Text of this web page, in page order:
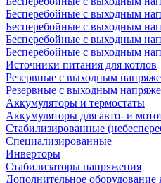
Бесперебойные с выходным
Бесперебойные с выходным
Бесперебойные с выходным
Бесперебойные с выходным
Источники питания для котлов
Резервные с выходным
Резервные с выходным
Аккумуляторы и термостаты
Аккумуляторы для авто- и
Стабилизированные
Специализированные
Инверторы
Стабилизаторы напряжения
Дополнительное